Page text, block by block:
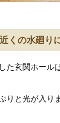
くの水廻り
た玄関ホール
りと光が入り